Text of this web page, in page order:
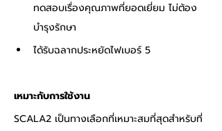
ทดสอบเรื่องคุณภาพที่ยอดเยี่ยม ไม่ต้อง
บำรุงรักษา
ได้รับฉลากประหยัดไฟเบอร์ 5
เหมาะกับการใช้งาน
SCALA2 เป็นทางเลือกที่เหมาะสมที่สุดสำหรับที่